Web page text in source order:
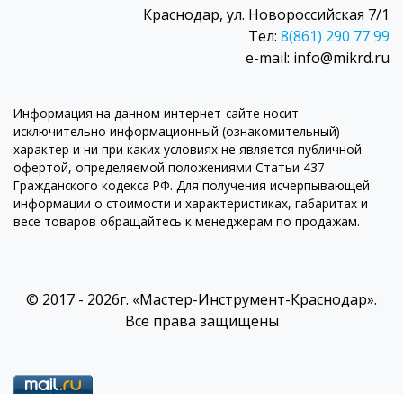
Краснодар, ул. Новороссийская 7/1
Тел: 8(861) 290 77 99
e-mail: info@mikrd.ru
Информация на данном интернет-сайте носит
исключительно информационный (ознакомительный)
характер и ни при каких условиях не является публичной
офертой, определяемой положениями Статьи 437
Гражданского кодекса РФ. Для получения исчерпывающей
информации о стоимости и характеристиках, габаритах и
весе товаров обращайтесь к менеджерам по продажам.
© 2017 - 2026г. «Мастер-Инструмент-Краснодар».
Все права защищены